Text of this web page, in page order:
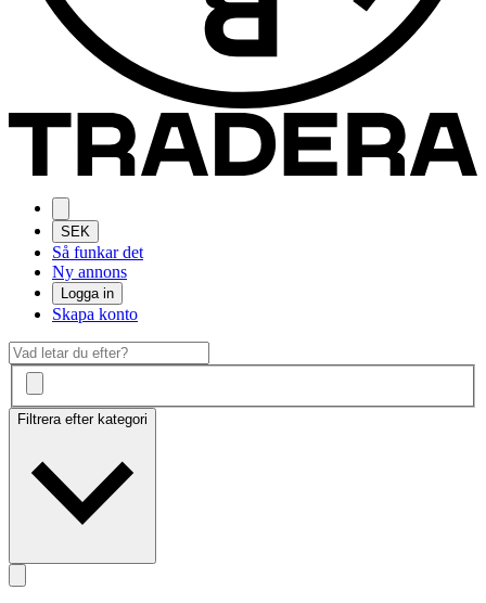
SEK
Så funkar det
Ny annons
Logga in
Skapa konto
Filtrera efter kategori